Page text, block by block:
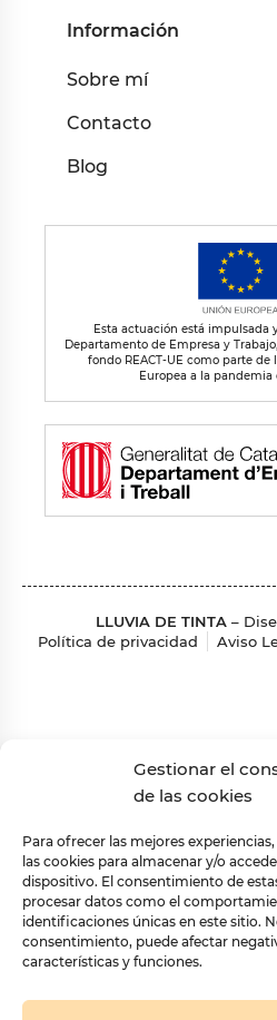
Gestionar el
de las cookies
Para ofrecer las mejores
las cookies para almacenar y/o
dispositivo. El consentimiento de
procesar datos como el
identificaciones únicas en este sitio.
consentimiento, puede afectar
características y funciones.
Información
Sobre mí
Contacto
Blog
Esta actuación está impulsada
Departamento de Empresa y
fondo REACT-UE como parte de
Europea a la pandemia
LLUVIA DE TINTA–
Política de privacidad
Aviso